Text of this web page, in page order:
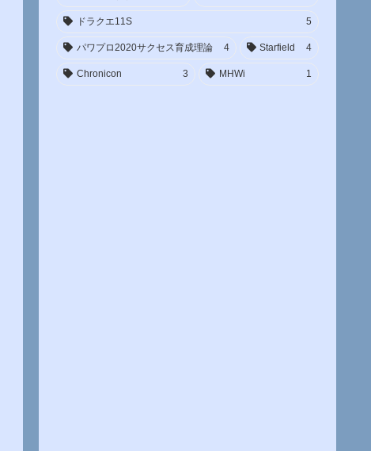
ドラクエ11S 5
パワプロ2020サクセス育成理論 4 Starfield 4
Chronicon 3 MHWi 1